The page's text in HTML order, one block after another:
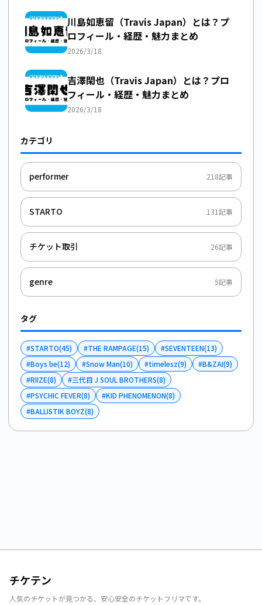
川島如恵留（Travis Japan）とは？プ
ロフィール・経歴・魅力まとめ
2026/3/18
吉澤閑也（Travis Japan）とは？プロ
フィール・経歴・魅力まとめ
2026/3/18
カテゴリ
performer 218記事
STARTO 131記事
チケット取引 26記事
genre 5記事
タグ
#STARTO(45) #THE RAMPAGE(15) #SEVENTEEN(13)
#Boys be(12) #Snow Man(10) #timelesz(9) #B&ZAI(9)
#RIIZE(8) #三代目 J SOUL BROTHERS(8)
#PSYCHIC FEVER(8) #KID PHENOMENON(8)
#BALLISTIK BOYZ(8)
チケテン
人気のチケットが見つかる、安心安全のチケットフリマです。